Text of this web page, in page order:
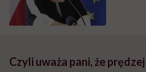
Czyli uważa pani, że